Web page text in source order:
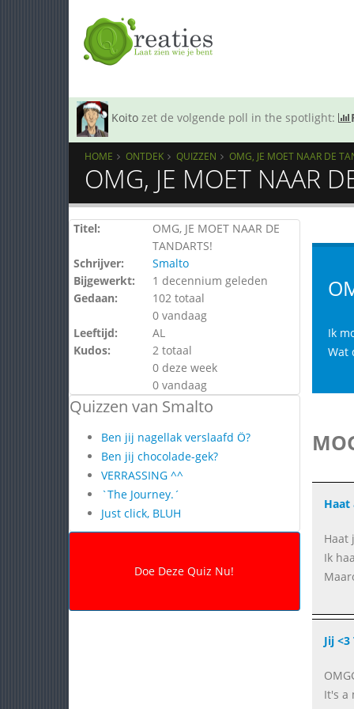
Koito zet de volgende poll in the spotlight:
HOME ONTDEK QUIZZEN OMG, JE MOET NAAR DE
OMG, JE MOET NAAR
Titel:
OMG, JE MOET NAAR DE
TANDARTS!
Schrijver:
Smalto
Bijgewerkt:
1 decennium geleden
Gedaan:
102 totaal
0 vandaag
Leeftijd:
AL
Kudos:
2 totaal
0 deze week
0 vandaag
Quizzen van Smalto
Ben jij nagellak verslaafd Ö?
Ben jij chocolade-gek?
VERRASSING ^^
`The Journey.´
Just click, BLUH
Ik
Wat
Haat
Haat
Ik
Jij
It's a